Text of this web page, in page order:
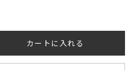
カートに入れる